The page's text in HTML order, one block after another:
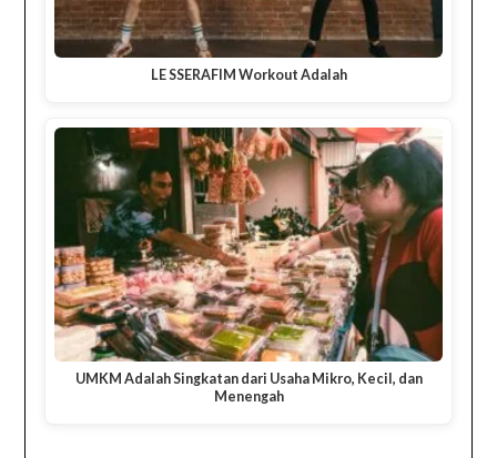
LE SSERAFIM Workout Adalah
UMKM Adalah Singkatan dari Usaha Mikro, Kecil, dan
Menengah